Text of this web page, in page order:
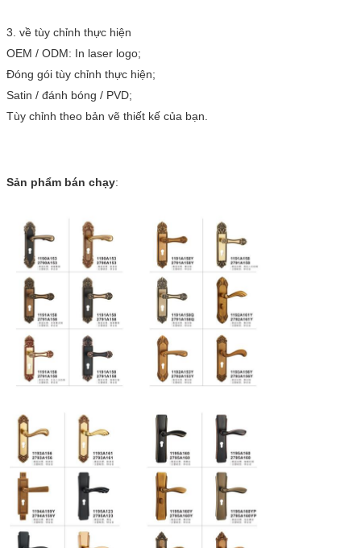
3. về tùy chỉnh thực hiện
OEM / ODM: In laser logo;
Đóng gói tùy chỉnh thực hiện;
Satin / đánh bóng / PVD;
Tùy chỉnh theo bản vẽ thiết kế của bạn.
Sản phẩm bán chạy: